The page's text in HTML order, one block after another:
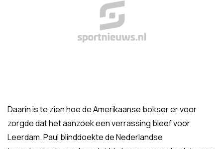
Daarin is te zien hoe de Amerikaanse bokser er voor
zorgde dat het aanzoek een verrassing bleef voor
Leerdam. Paul blinddoekte de Nederlandse